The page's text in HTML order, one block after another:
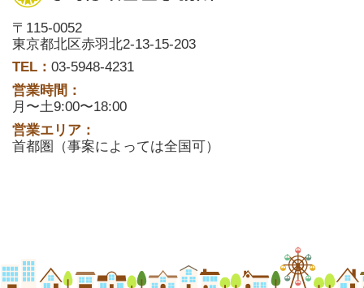
〒115-0052
東京都北区赤羽北2-13-15-203
TEL： 03-5948-4231
営業時間：
月〜土9:00〜18:00
営業エリア：
首都圏（事案によっては全国可）